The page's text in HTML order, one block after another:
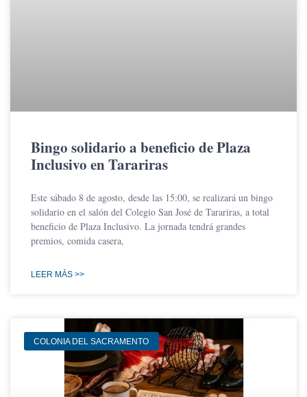
Bingo solidario a beneficio de Plaza
Inclusivo en Tarariras
Este sábado 8 de agosto, desde las 15:00, se realizará un bingo
solidario en el salón del Colegio San José de Tarariras, a total
beneficio de Plaza Inclusivo. La jornada tendrá grandes
premios, comida casera,
LEER MÁS >>
COLONIA DEL SACRAMENTO